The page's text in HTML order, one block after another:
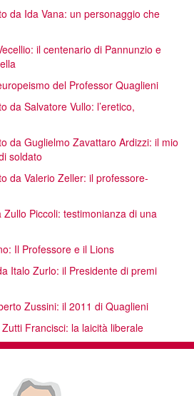
da Ida Vana: un personaggio che
il centenario di Pannunzio e
del Professor Quaglieni
da Salvatore Vullo: l’eretico,
da Guglielmo Zavattaro Ardizzi: il mio
soldato
da Valerio Zeller: il professore-
Piccoli: testimonianza di una
Il Professore e il Lions
Italo Zurlo: il Presidente di premi
Zussini: il 2011 di Quaglieni
Francisci: la laicità liberale